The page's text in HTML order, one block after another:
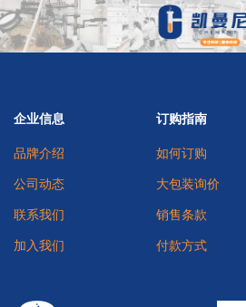
企业信息
品牌介绍
公司动态
联系我们
加入我们
订购指南
如何订购
大包装询价
销售条款
付款方式